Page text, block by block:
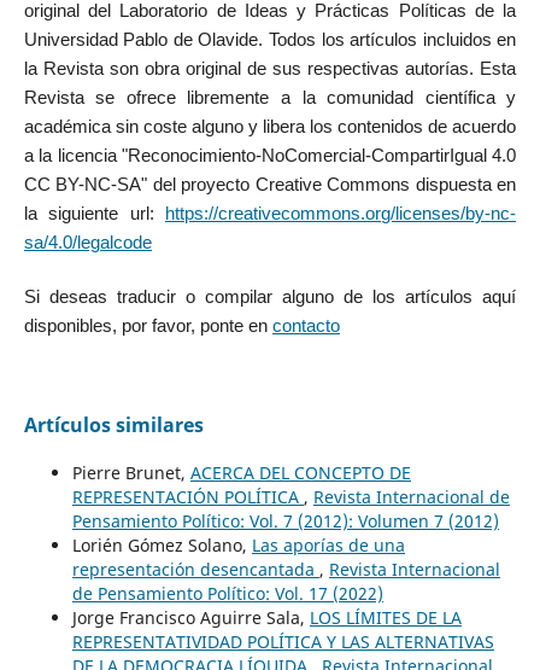
original del Laboratorio de Ideas y Prácticas Políticas de la
Universidad Pablo de Olavide. Todos los artículos incluidos en
la Revista son obra original de sus respectivas autorías. Esta
Revista se ofrece libremente a la comunidad científica y
académica sin coste alguno y libera los contenidos de acuerdo
a la licencia "Reconocimiento-NoComercial-CompartirIgual 4.0
CC BY-NC-SA" del proyecto Creative Commons dispuesta en
la siguiente url:
https://creativecommons.org/licenses/by-nc-
sa/4.0/legalcode
Si deseas traducir o compilar alguno de los artículos aquí
disponibles, por favor, ponte en contacto
Artículos similares
Pierre Brunet, ACERCA DEL CONCEPTO DE
REPRESENTACIÓN POLÍTICA , Revista Internacional de
Pensamiento Político: Vol. 7 (2012): Volumen 7 (2012)
Lorién Gómez Solano, Las aporías de una
representación desencantada , Revista Internacional
de Pensamiento Político: Vol. 17 (2022)
Jorge Francisco Aguirre Sala, LOS LÍMITES DE LA
REPRESENTATIVIDAD POLÍTICA Y LAS ALTERNATIVAS
DE LA DEMOCRACIA LÍQUIDA , Revista Internacional